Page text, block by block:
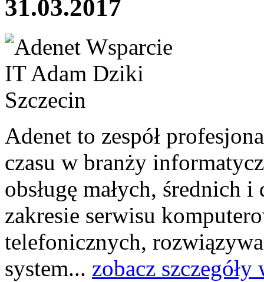
31.03.2017
Adenet to zespół
czasu w branży
obsługę małych, średnich
zakresie serwisu
telefonicznych,
system... zobacz szczegóły